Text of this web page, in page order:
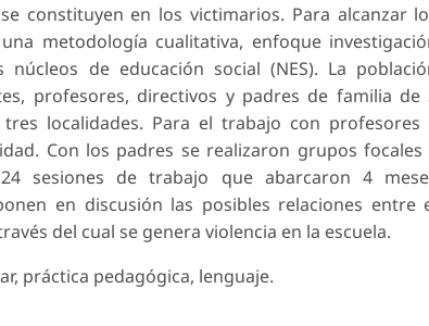
constituyen en los victimarios. Para alcanzar
metodología cualitativa, enfoque
de educación social (NES). La
profesores, directivos y padres de familia de
localidades. Para el trabajo con profesores
Con los padres se realizaron grupos focales
sesiones de trabajo que abarcaron 4
en discusión las posibles relaciones entre
del cual se genera violencia en la escuela.
práctica pedagógica, lenguaje.